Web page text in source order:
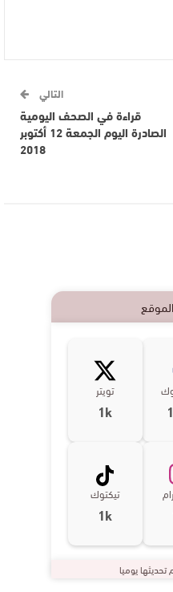
التالي
قراءة في الصحف اليومية
الصادرة اليوم الجمعة 12 أكتوبر
2018
تويتر
1k
تيكتوك
1k
يوميا